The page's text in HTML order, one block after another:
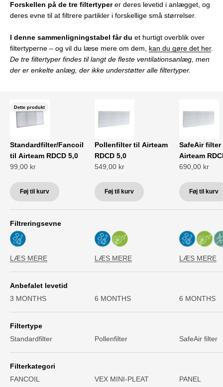
Forskellen på de tre filtertyperer deres levetid i anlægget, og
deres evne til at filtrere partikler i forskellige små størrelser.
I denne sammenligningstabel får du et hurtigt overblik over
filtertyperne – og vil du læse mere om dem, kan du gøre det her.
De tre filtertyper findes til langt de fleste ventilationsanlæg, men
der er enkelte anlæg, der ikke understøtter alle filtertyper.
Dette produkt
Standardfilter/Fancoil
til Airteam RDCD 5,0
Salgspris
99,00 kr
Føj til kurv
Pollenfilter til Airteam
RDCD 5,0
Salgspris
549,00 kr
Føj til kurv
SafeAir filter
Airteam
Salgspris
690,00 kr
Føj til kurv
Filtreringsevne
LÆS MERE LÆS MERE LÆS MERE
Anbefalet levetid
3 MONTHS
6 MONTHS 6 MONTHS
Filtertype
Standardfilter
Pollenfilter SafeAir filter
Filterkategori
FANCOIL
VEX MINI-PLEAT PANEL